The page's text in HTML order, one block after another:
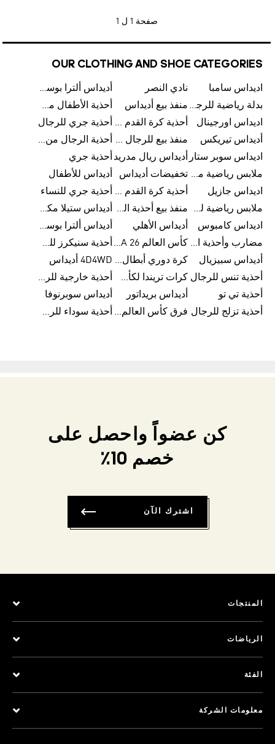
صفحة 1 ل 1
OUR CLOTHING AND SHOE CATEGORIES
اديداس سامبا نادي النصر
أديداس ألترا بوست
بدلة رياضية للرجال من أديداس منفذ بيع أديداس
أحذية الأطفال من أديداس
اديداس اورجينال
أحذية كرة القدم للرجال من أديداس
أحذية جري للرجال
أديداس تيريكس
منفذ بيع للرجال من أديداس
أحذية الرجال من أديداس
اديداس سوبر ستار
أديداس ريال مدريد أحذية جري
ملابس رياضية من أديداس تخفيضات أديداس
أديداس للأطفال
اديداس جازيل
أحذية كرة القدم من أديداس
أحذية جري للنساء
ملابس رياضية للأطفال من أديداس
منفذ بيع أحذية الرجال من أديداس
أديداس ستيلا مكارتني
اديداس كامبوس
أديداس الأهلي
أديداس ألترا بوست للنساء
مضارب وأحذية البادل من أديداس
كأس العالم FIFA 26™
أحذية سنيكرز للرجال من أديداس
أديداس سبيزيال
كرة دوري أبطال أوروبا من أديداس 4D4WD أديداس
أحذية تنس للرجال
كرات تريندا لكأس العالم FIFA 26™
أحذية خارجية للرجال
أحذية تي تو
أديداس بريداتور
أديداس سوبرنوفا
أحذية تزلج للرجال
فرق كأس العالم FIFA 26™ أحذية سوداء للرجال
كن عضواً واحصل على
خصم 10٪
اشترك الآن
المنتجات
الرياضات
الفئة
معلومات الشركة